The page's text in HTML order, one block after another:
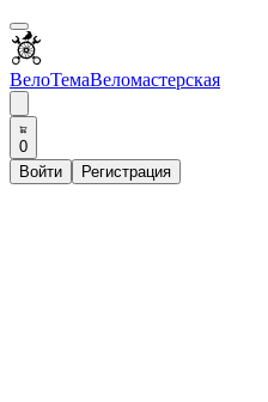
ВелоТемаВеломастерская
0
Войти
Регистрация